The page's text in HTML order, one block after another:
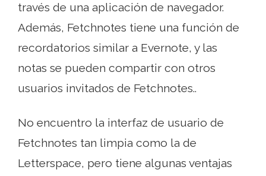
través de una aplicación de navegador.
Además, Fetchnotes tiene una función de
recordatorios similar a Evernote, y las
notas se pueden compartir con otros
usuarios invitados de Fetchnotes..
No encuentro la interfaz de usuario de
Fetchnotes tan limpia como la de
Letterspace, pero tiene algunas ventajas